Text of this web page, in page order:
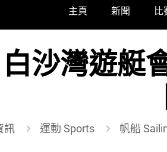
主頁 新聞 比
沙灣遊艇
訊 運動 Sports 帆船